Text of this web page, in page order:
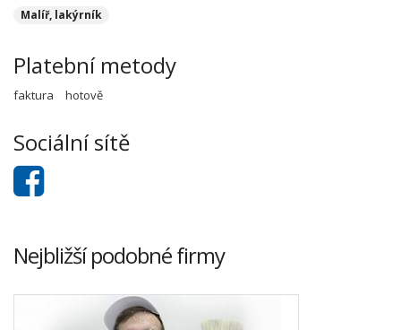
Malíř, lakýrník
Platební metody
faktura hotově
Sociální sítě
Nejbližší podobné firmy